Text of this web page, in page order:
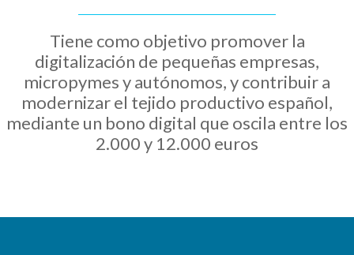
Tiene como objetivo promover la
digitalización de pequeñas empresas,
micropymes y autónomos, y contribuir a
modernizar el tejido productivo español,
mediante un bono digital que oscila entre los
2.000 y 12.000 euros